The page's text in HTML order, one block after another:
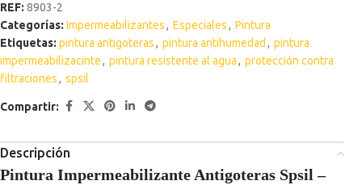
REF: 8903-2
Categorías: Impermeabilizantes, Especiales, Pintura
Etiquetas: pintura antigoteras, pintura antihumedad, pintura
impermeabilizacinte, pintura resistente al agua, protección contra
filtraciones, spsil
Compartir:
Descripción
Pintura Impermeabilizante Antigoteras Spsil –